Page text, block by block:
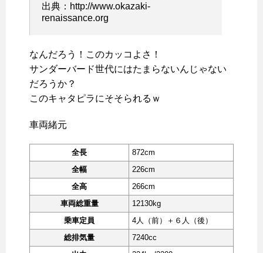
出典：http://www.okazaki-
renaissance.org
なんだろう！このカッコよさ！
サンダーバード世代にはたまらないんじゃない
だろうか？
このキャタピラにそそられるｗ
車両緒元
全長
872cm
全幅
226cm
全高
266cm
車両総重量
12130kg
乗車定員
4人（前）＋６人（後）
総排気量
7240cc